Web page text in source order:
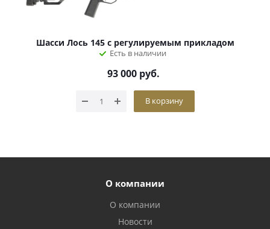
Шасси Лось 145 с регулируемым прикладом
Есть в наличии
93 000руб.
В корзину
О компании
О компании
Новости